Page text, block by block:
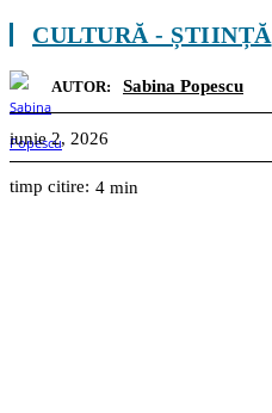
CULTURĂ - ȘTIINȚĂ
AUTOR: Sabina Popescu
iunie 2, 2026
timp citire: 4 min